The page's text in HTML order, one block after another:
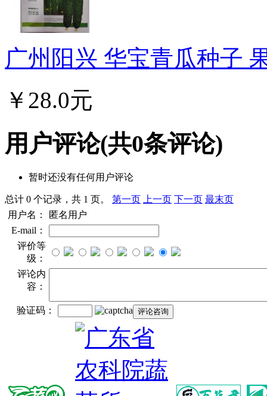
广州阳兴 华宝青瓜种子
￥28.0元
用户评论(共0条评论)
暂时还没有任何用户评论
总计 0 个记录，共 1 页。 第一页 上一页 下一页 最末页
用户名：
匿名用户
E-mail：
评价等
级：
评论内
容：
验证码：